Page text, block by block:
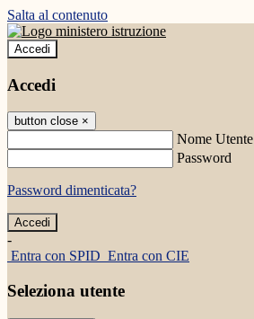
Salta al contenuto
Accedi
Accedi
button close ×
Nome Utente
Password
Password dimenticata?
-
Entra con SPID Entra con CIE
Seleziona utente